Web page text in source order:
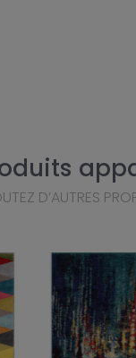
D’AUTRES